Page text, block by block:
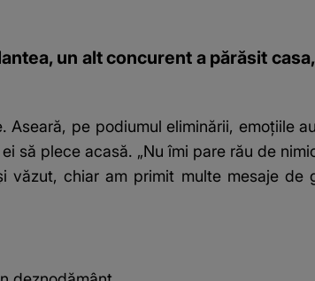
un alt concurent a părăsit
Aseară, pe podiumul eliminării, emoțiile
să plece acasă. „Nu îmi pare rău de
chiar am primit multe mesaje de